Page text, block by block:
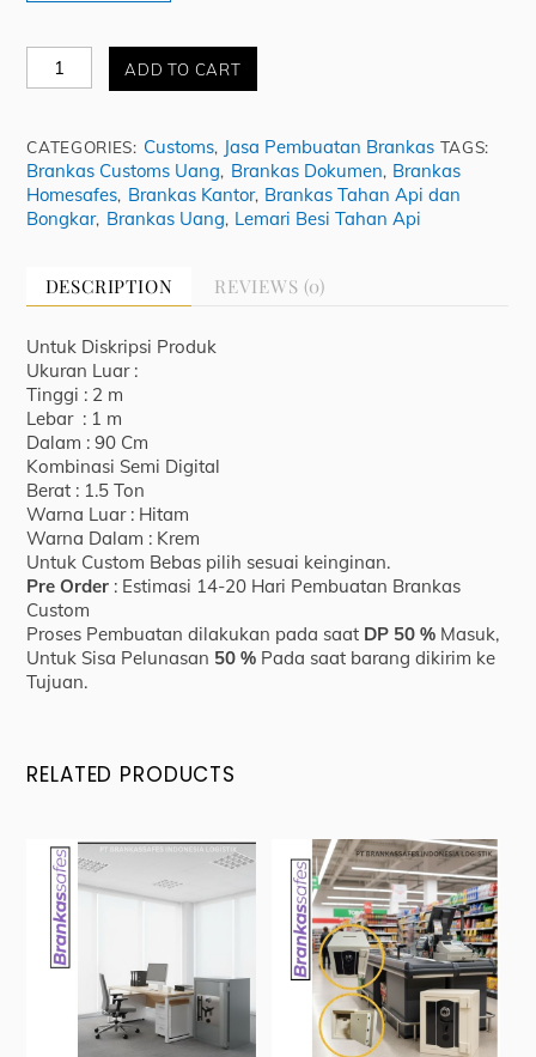
Brankas
Prime
7
quantity
ADD TO CART
CATEGORIES: Customs, Jasa Pembuatan Brankas TAGS:
Brankas Customs Uang, Brankas Dokumen, Brankas
Homesafes, Brankas Kantor, Brankas Tahan Api dan
Bongkar, Brankas Uang, Lemari Besi Tahan Api
DESCRIPTION REVIEWS (0)
Untuk Diskripsi Produk
Ukuran Luar :
Tinggi : 2 m
Lebar : 1 m
Dalam : 90 Cm
Kombinasi Semi Digital
Berat : 1.5 Ton
Warna Luar : Hitam
Warna Dalam : Krem
Untuk Custom Bebas pilih sesuai keinginan.
Pre Order : Estimasi 14-20 Hari Pembuatan Brankas
Custom
Proses Pembuatan dilakukan pada saat DP 50 % Masuk,
Untuk Sisa Pelunasan 50 % Pada saat barang dikirim ke
Tujuan.
RELATED PRODUCTS